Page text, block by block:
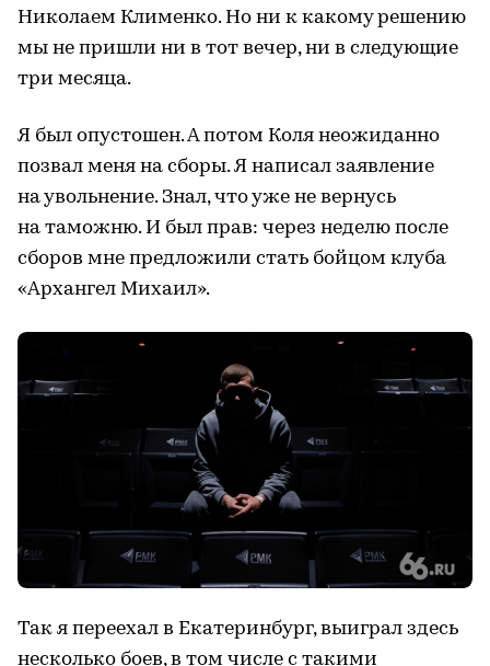
Николаем Клименко. Но ни к какому решению
мы не пришли ни в тот вечер, ни в следующие
три месяца.
Я был опустошен. А потом Коля неожиданно
позвал меня на сборы. Я написал заявление
на увольнение. Знал, что уже не вернусь
на таможню. И был прав: через неделю после
сборов мне предложили стать бойцом клуба
«Архангел Михаил».
Так я переехал в Екатеринбург, выиграл здесь
несколько боев, в том числе с такими